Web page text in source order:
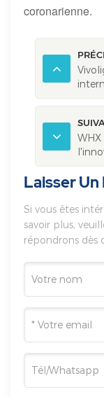
coronarienne.
Laisser
Si vous êtes
savoir plus,
répondrons dès